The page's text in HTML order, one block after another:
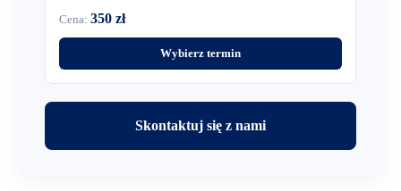
Cena: 350 zł
Wybierz termin
Skontaktuj się z nami